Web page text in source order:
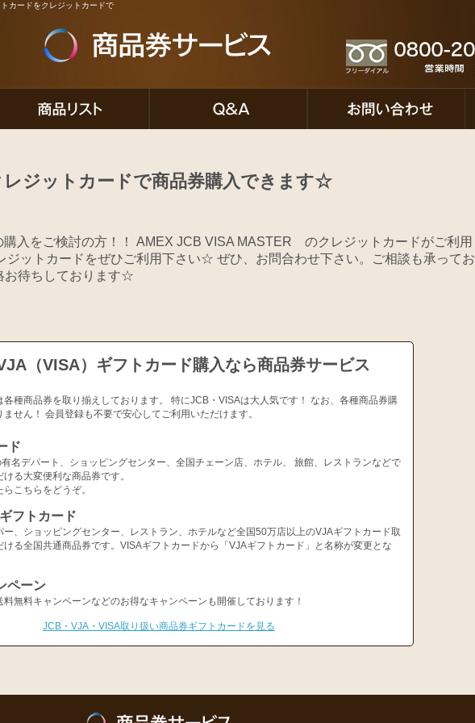
カードをクレジットカードで
レジットカードで商品券購入できます☆
購入をご検討の方！！ AMEX JCB VISA MASTER のクレジットカードがご利用
ジットカードをぜひご利用下さい☆ ぜひ、お問合わせ下さい。ご相談も承ってお
お待ちしております☆
（VISA）ギフトカード購入なら商品券サービス
各種商品券を取り揃えしております。 特にJCB・VISAは大人気です！ なお、各種商品券購
ません！ 会員登録も不要で安心してご利用いただけます。
ド
名デパート、ショッピングセンター、全国チェーン店、ホテル、 旅館、レストランなどで
る大変便利な商品券です。
こちらをどうぞ。
フトカード
ー、ショッピングセンター、レストラン、ホテルなど全国50万店以上のVJAギフトカード取
ける全国共通商品券です。VISAギフトカードから「VJAギフトカード」と名称が変更とな
ペーン
料無料キャンペーンなどのお得なキャンペーンも開催しております！
JCB・VJA・VISA取り扱い商品券ギフトカードを見る